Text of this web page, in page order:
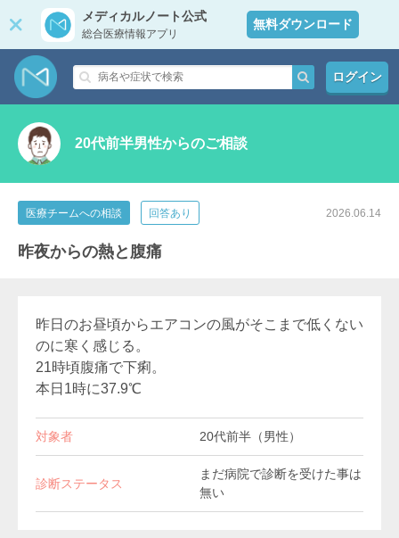
メディカルノート公式
総合医療情報アプリ
無料ダウンロード
ログイン
20代前半男性からのご相談
医療チームへの相談 回答あり 2026.06.14
昨夜からの熱と腹痛
昨日のお昼頃からエアコンの風がそこまで低くない
のに寒く感じる。
21時頃腹痛で下痢。
本日1時に37.9℃
対象者 20代前半（男性）
診断ステータス
まだ病院で診断を受けた事は
無い